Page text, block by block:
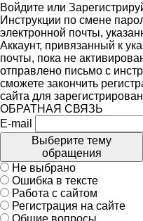
Войдите или
Инструкции по смене
электронной почты,
Аккаунт, привязанный к
почты, пока не
отправлено письмо с
сможете закончить
сайта для
ОБРАТНАЯ СВЯЗЬ
E-mail
Выберите тему
обращения
Не выбрано
Ошибка в тексте
Работа с сайтом
Регистрация на сайте
Общие вопросы